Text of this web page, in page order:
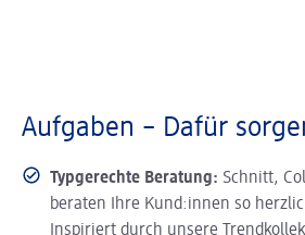
Aufgaben – Dafür
Typgerechte Beratung: Schnitt,
beraten Ihre Kund:innen so
Inspiriert durch unsere